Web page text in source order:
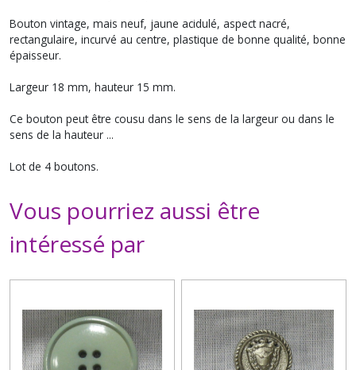
Bouton vintage, mais neuf, jaune acidulé, aspect nacré,
rectangulaire, incurvé au centre, plastique de bonne qualité, bonne
épaisseur.
Largeur 18 mm, hauteur 15 mm.
Ce bouton peut être cousu dans le sens de la largeur ou dans le
sens de la hauteur ...
Lot de 4 boutons.
Vous pourriez aussi être
intéressé par